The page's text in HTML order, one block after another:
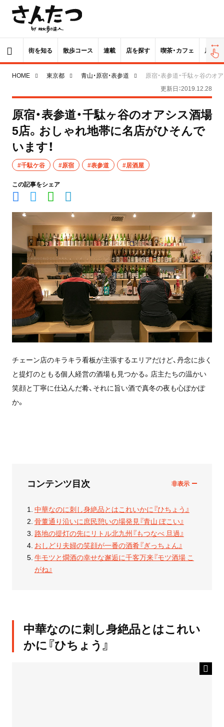
街を知る 散歩コース 連載 店を探す 喫茶・カフェ 居酒屋
HOME 東京都 青山・原宿・表参道
原宿・表参道・千駄ヶ谷のオ
更新日：2019.12.28
原宿・表参道・千駄ヶ谷のオアシス酒場
5店。おしゃれ地帯に名店がひそんで
います！
#千駄ケ谷 #原宿 #表参道 #居酒屋
この記事をシェア
チェーン店のキラキラ看板が主張するエリアだけど、丹念に歩く
と提灯のともる個人経営の酒場も見つかる。店主たちの温かい
笑顔と丁寧に仕込んだ肴、それに旨い酒で真冬の夜も心ぽかぽ
か。
コンテンツ目次
中華なのに刺し身絶品とはこれいかに『ひちょう』
骨董通り沿いに庶民憩いの場発見『青山 ぼこい』
路地の提灯の先にリトル北九州『もつなべ 旦過』
おしどり夫婦の笑顔が一番の酒肴『ぎっちょん』
牛モツと燗酒の幸せな邂逅に千客万来『モツ酒場 こ
がね』
中華なのに刺し身絶品とはこれい
かに『ひちょう』